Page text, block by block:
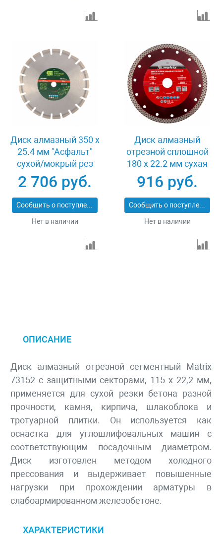
Диск алмазный 350 х
25.4 мм "Асфальт"
сухой/мокрый рез
Сибртех 731013
2 706 руб.
Сообщить о поступлении
Нет в наличии
Диск алмазный
отрезной сплошной
180 х 22.2 мм сухая
резка Matrix
Professional 73128
916 руб.
Сообщить о поступлении
Нет в наличии
ОПИСАНИЕ
Диск алмазный отрезной сегментный Matrix
73152 с защитными секторами, 115 х 22,2 мм,
применяется для сухой резки бетона разной
прочности, камня, кирпича, шлакоблока и
тротуарной плитки. Он используется как
оснастка для углошлифовальных машин с
соответствующим посадочным диаметром.
Диск изготовлен методом холодного
прессования и выдерживает повышенные
нагрузки при прохождении арматуры в
слабоармированном железобетоне.
ХАРАКТЕРИСТИКИ